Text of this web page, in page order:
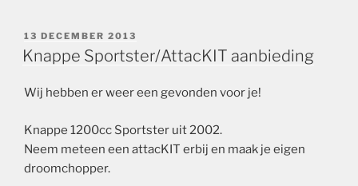
GEPLAATST
OP
13 DECEMBER 2013
Knappe Sportster/AttacKIT aanbieding
Wij hebben er weer een gevonden voor je!
Knappe 1200cc Sportster uit 2002.
Neem meteen een attacKIT erbij en maak je eigen
droomchopper.